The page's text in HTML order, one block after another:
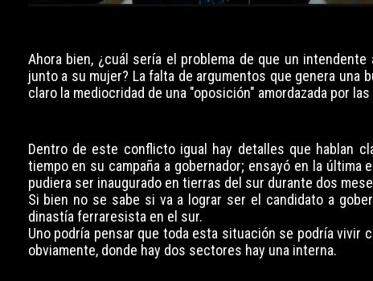
Ahora bien, ¿cuál sería el problema de que un
junto a su mujer? La falta de argumentos que genera
claro la mediocridad de una "oposición" amordazada por
Dentro de este conflicto igual hay detalles que hablan
tiempo en su campaña a gobernador; ensayó en la
pudiera ser inaugurado en tierras del sur durante dos
Si bien no se sabe si va a lograr ser el candidato a
dinastía ferraresista en el sur.
Uno podría pensar que toda esta situación se podría vivir
obviamente, donde hay dos sectores hay una interna.